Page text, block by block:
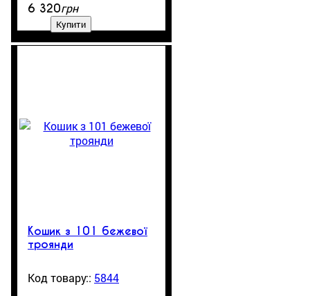
6 320грн
Купити
Кошик з 101 бежевої
троянди
5844